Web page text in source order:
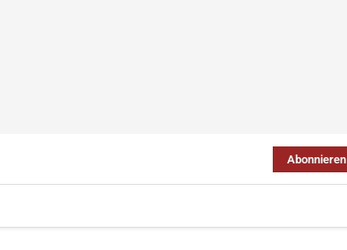
Abonnieren